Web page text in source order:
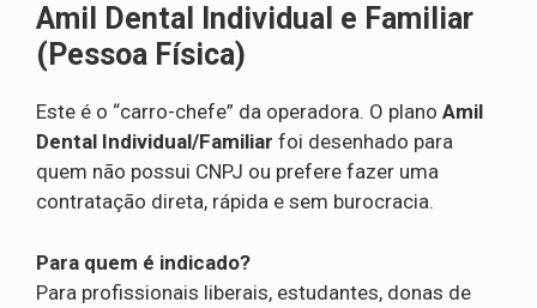
Amil Dental Individual e Familiar
(Pessoa Física)
Este é o “carro-chefe” da operadora. O plano Amil
Dental Individual/Familiar foi desenhado para
quem não possui CNPJ ou prefere fazer uma
contratação direta, rápida e sem burocracia.
Para quem é indicado?
Para profissionais liberais, estudantes, donas de